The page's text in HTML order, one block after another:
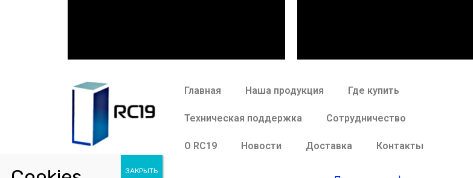
Главная Наша продукция Где купить
Техническая поддержка Сотрудничество
О RC19 Новости Доставка Контакты